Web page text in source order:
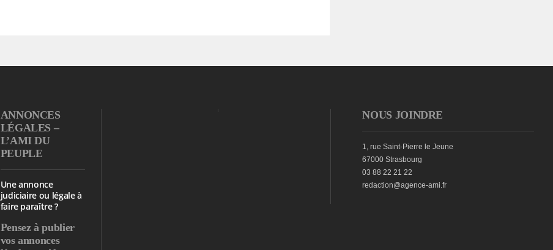
ANNONCES
LÉGALES –
L’AMI DU
PEUPLE
Une annonce
judiciaire ou légale à
faire paraître ?
Pensez à publier
vos annonces
NOUS JOINDRE
1, rue Saint-Pierre le Jeune
67000 Strasbourg
03 88 22 21 22
redaction@agence-ami.fr